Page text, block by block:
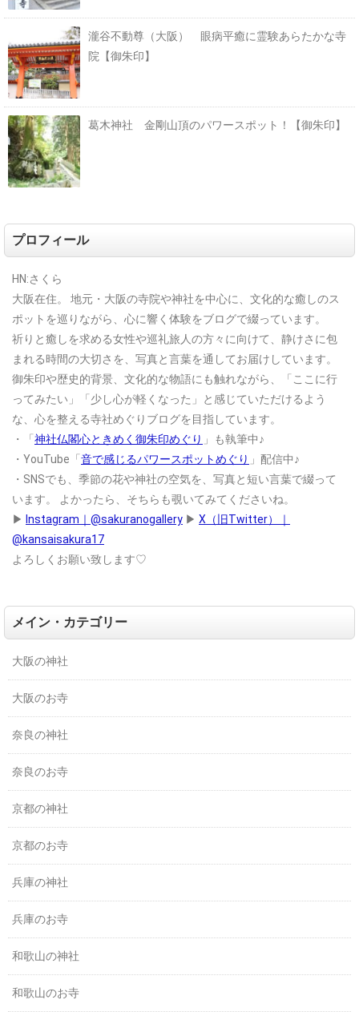
瀧谷不動尊（大阪） 眼病平癒に霊験あらたかな寺
院【御朱印】
葛木神社 金剛山頂のパワースポット！【御朱印】
プロフィール
HN:さくら
大阪在住。
地元・大阪の寺院や神社を中心に、文化的な癒しのス
ポットを巡りながら、心に響く体験をブログで綴っています。
祈りと癒しを求める女性や巡礼旅人の方々に向けて、静けさに包
まれる時間の大切さを、写真と言葉を通してお届けしています。
御朱印や歴史的背景、文化的な物語にも触れながら、「ここに行
ってみたい」「少し心が軽くなった」と感じていただけるよう
な、心を整える寺社めぐりブログを目指しています。
・「 神社仏閣心ときめく御朱印めぐり 」も執筆中♪
・YouTube「 音で感じるパワースポットめぐり 」配信中♪
・SNSでも、季節の花や神社の空気を、写真と短い言葉で綴って
います。
よかったら、そちらも覗いてみてくださいね。
▶ Instagram｜@sakuranogallery ▶ X（旧Twitter）｜
@kansaisakura17
よろしくお願い致します♡
メイン・カテゴリー
大阪の神社
大阪のお寺
奈良の神社
奈良のお寺
京都の神社
京都のお寺
兵庫の神社
兵庫のお寺
和歌山の神社
和歌山のお寺